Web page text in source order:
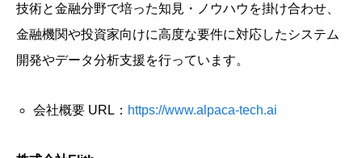
技術と金融分野で培った知見・ノウハウを掛け合わせ、
金融機関や投資家向けに高度な要件に対応したシステム
開発やデータ分析支援を行っています。
会社概要 URL： https://www.alpaca-tech.ai